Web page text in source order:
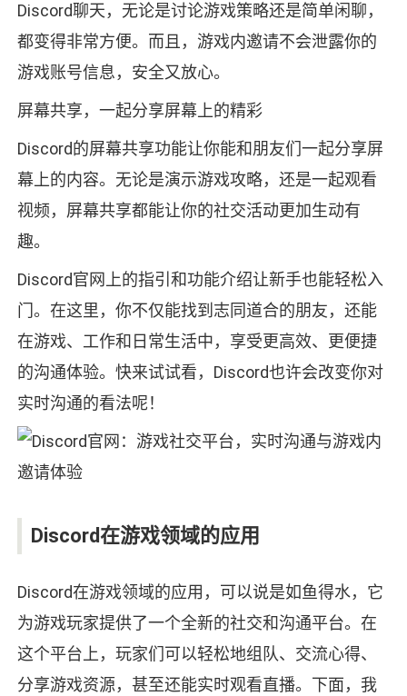
Discord聊天，无论是讨论游戏策略还是简单闲聊，
都变得非常方便。而且，游戏内邀请不会泄露你的
游戏账号信息，安全又放心。
屏幕共享，一起分享屏幕上的精彩
Discord的屏幕共享功能让你能和朋友们一起分享屏
幕上的内容。无论是演示游戏攻略，还是一起观看
视频，屏幕共享都能让你的社交活动更加生动有
趣。
Discord官网上的指引和功能介绍让新手也能轻松入
门。在这里，你不仅能找到志同道合的朋友，还能
在游戏、工作和日常生活中，享受更高效、更便捷
的沟通体验。快来试试看，Discord也许会改变你对
实时沟通的看法呢！
Discord在游戏领域的应用
Discord在游戏领域的应用，可以说是如鱼得水，它
为游戏玩家提供了一个全新的社交和沟通平台。在
这个平台上，玩家们可以轻松地组队、交流心得、
分享游戏资源，甚至还能实时观看直播。下面，我